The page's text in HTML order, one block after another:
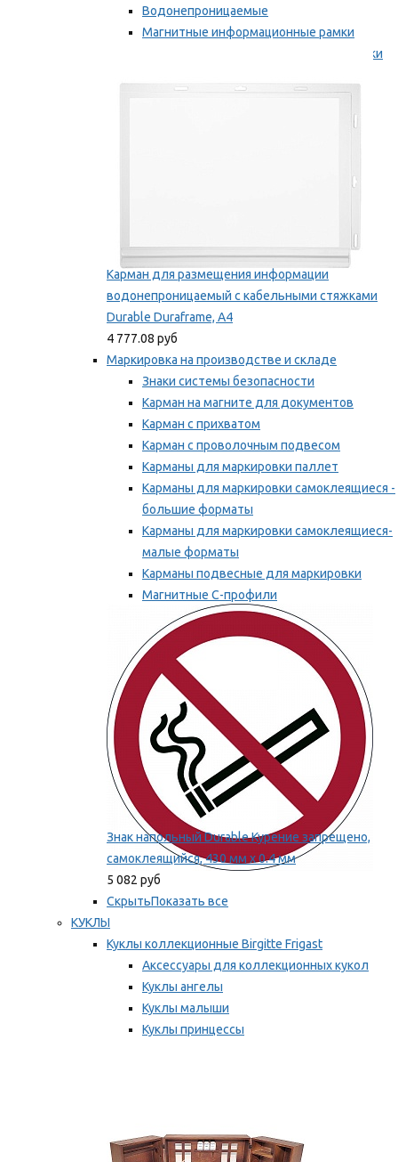
Водонепроницаемые
Магнитные информационные рамки
Самоклеящиеся информационные рамки
Карман для размещения информации
водонепроницаемый с кабельными стяжками
Durable Duraframe, А4
4 777.08 руб
Маркировка на производстве и складе
Знаки системы безопасности
Карман на магните для документов
Карман с прихватом
Карман с проволочным подвесом
Карманы для маркировки паллет
Карманы для маркировки самоклеящиеся -
большие форматы
Карманы для маркировки самоклеящиеся-
малые форматы
Карманы подвесные для маркировки
Магнитные С-профили
Напольная маркировка
Мы рекомендуем
Знак напольный Durable Курение запрещено,
самоклеящийся, 430 мм х 0.4 мм
5 082 руб
СкрытьПоказать все
КУКЛЫ
Куклы коллекционные Birgitte Frigast
Аксессуары для коллекционных кукол
Куклы ангелы
Куклы малыши
Куклы принцессы